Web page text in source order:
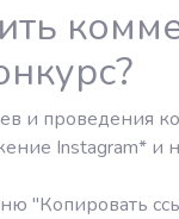
и проведения
Instagram* и
"Копировать